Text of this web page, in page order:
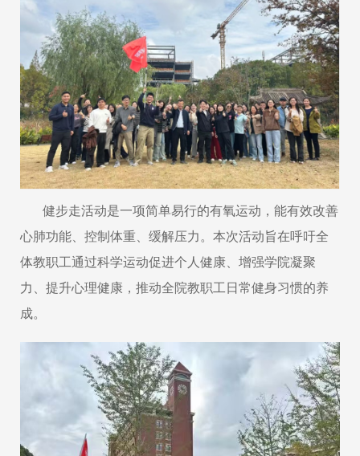
健步走活动是一项简单易行的有氧运动，能有效改善
心肺功能、控制体重、缓解压力。本次活动旨在呼吁全
体教职工通过科学运动促进个人健康、增强学院凝聚
力、提升心理健康，推动全院教职工日常健身习惯的养
成。